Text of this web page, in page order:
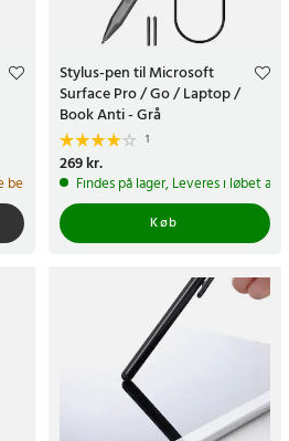
bekræftet
Stylus-pen til Microsoft
Surface Pro / Go / Laptop /
Book Anti - Grå
1
Pris:269 kr.
269 kr.
Findes på lager, Leveres i løbet af
Køb